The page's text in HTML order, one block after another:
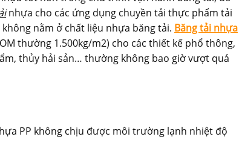
nhựa cho các ứng dụng chuyền tải thực phẩm tải
nằm ở chất liệu nhựa băng tải. Băng tải nhựa
thường 1.500kg/m2) cho các thiết kế phổ thông,
thủy hải sản… thường không bao giờ vượt quá
PP không chịu được môi trường lạnh nhiệt độ